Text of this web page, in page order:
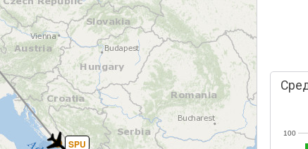
SPU
100